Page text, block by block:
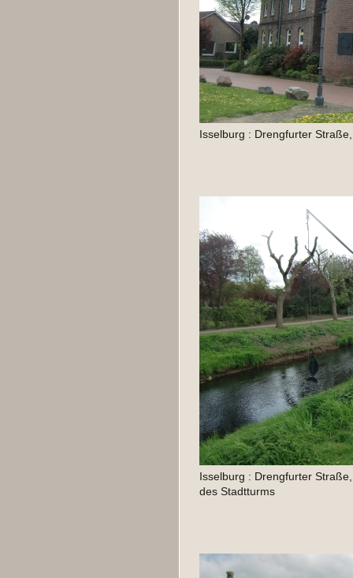
Isselburg : Drengfurter
Isselburg : Drengfurter
des Stadtturms